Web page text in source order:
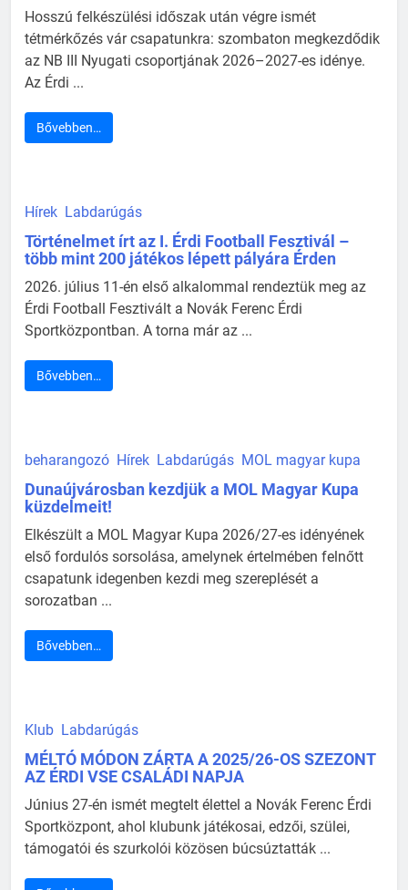
Hosszú felkészülési időszak után végre ismét
tétmérkőzés vár csapatunkra: szombaton megkezdődik
az NB III Nyugati csoportjának 2026–2027-es idénye.
Az Érdi ...
Bővebben…
Hírek Labdarúgás
Történelmet írt az I. Érdi Football Fesztivál –
több mint 200 játékos lépett pályára Érden
2026. július 11-én első alkalommal rendeztük meg az
Érdi Football Fesztivált a Novák Ferenc Érdi
Sportközpontban. A torna már az ...
Bővebben…
beharangozó Hírek Labdarúgás MOL magyar kupa
Dunaújvárosban kezdjük a MOL Magyar Kupa
küzdelmeit!
Elkészült a MOL Magyar Kupa 2026/27-es idényének
első fordulós sorsolása, amelynek értelmében felnőtt
csapatunk idegenben kezdi meg szereplését a
sorozatban ...
Bővebben…
Klub Labdarúgás
MÉLTÓ MÓDON ZÁRTA A 2025/26-OS SZEZONT
AZ ÉRDI VSE CSALÁDI NAPJA
Június 27-én ismét megtelt élettel a Novák Ferenc Érdi
Sportközpont, ahol klubunk játékosai, edzői, szülei,
támogatói és szurkolói közösen búcsúztatták ...